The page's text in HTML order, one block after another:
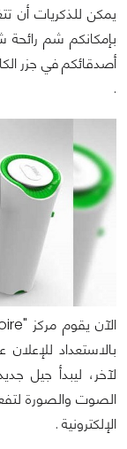
يمكن للذكريات أن
بإمكانكم شم رائحة
أصدقائكم في جزر
.
بالاستعداد
لآخر، ليبدأ جيل
الصوت والصورة
الإلكترونية .